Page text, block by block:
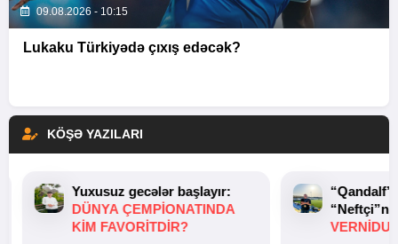
09.08.2026 - 10:15
Lukaku Türkiyədə çıxış edəcək?
KÖŞƏ YAZILARI
Yuxusuz gecələr başlayır:
DÜNYA ÇEMPIONATINDA
KIM FAVORITDIR?